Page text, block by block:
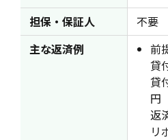
担保・保証人
不要
主な返済例
前
貸
貸
円
返
リ